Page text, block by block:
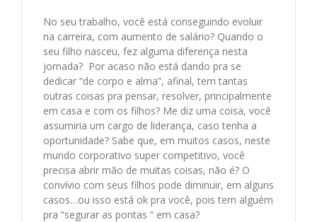
No seu trabalho, você está conseguindo evoluir
na carreira, com aumento de salário? Quando o
seu filho nasceu, fez alguma diferença nesta
jornada? Por acaso não está dando pra se
dedicar “de corpo e alma”, afinal, tem tantas
outras coisas pra pensar, resolver, principalmente
em casa e com os filhos? Me diz uma coisa, você
assumiria um cargo de liderança, caso tenha a
oportunidade? Sabe que, em muitos casos, neste
mundo corporativo super competitivo, você
precisa abrir mão de muitas coisas, não é? O
convívio com seus filhos pode diminuir, em alguns
casos…ou isso está ok pra você, pois tem alguém
pra “segurar as pontas “ em casa?